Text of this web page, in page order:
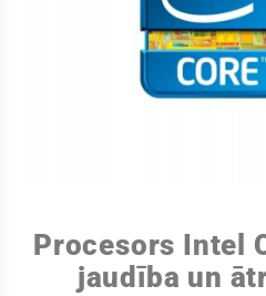
Procesors Intel
jaudība un